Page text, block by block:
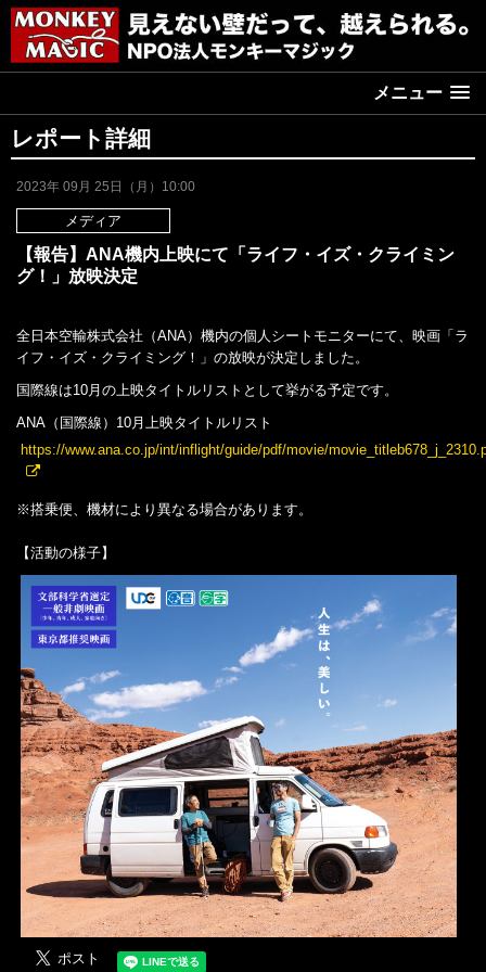
メニュー
レポート詳細
2023年 09月 25日（月）10:00
メディア
【報告】ANA機内上映にて「ライフ・イズ・クライミン
グ！」放映決定
全日本空輸株式会社（ANA）機内の個人シートモニターにて、映画「ラ
イフ・イズ・クライミング！」の放映が決定しました。
国際線は10月の上映タイトルリストとして挙がる予定です。
ANA（国際線）10月上映タイトルリスト
https://www.ana.co.jp/int/inflight/guide/pdf/movie/
※搭乗便、機材により異なる場合があります。
【活動の様子】